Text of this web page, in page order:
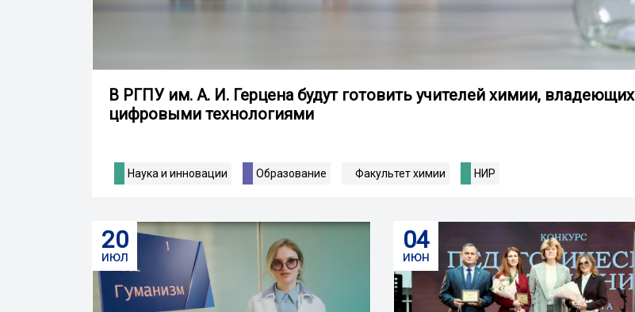
В РГПУ им. А. И. Герцена будут готовить учителей химии, владеющих
цифровыми технологиями
Наука и инновации Образование Факультет химии НИР
20
июл
04
июн